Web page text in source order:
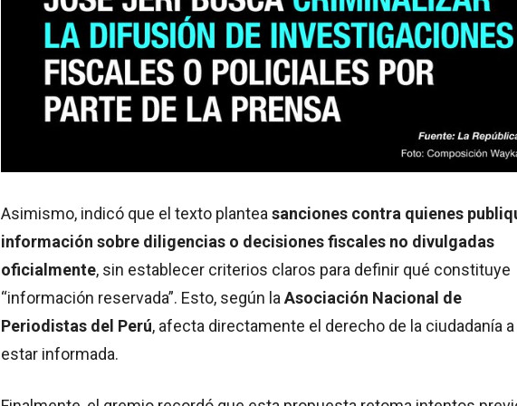
Asimismo, indicó que el texto planteasanciones contra quienes
información sobre diligencias o decisiones fiscales no divulgadas
oficialmente, sin establecer criterios claros para definir qué constituye
“información reservada”. Esto, según laAsociación Nacional de
Periodistas del Perú, afecta directamente el derecho de la ciudadanía a
estar informada.